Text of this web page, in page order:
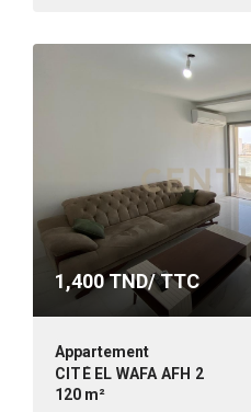
1,400TND/ TTC
Appartement
CITÉ EL WAFA AFH 2
120 m²